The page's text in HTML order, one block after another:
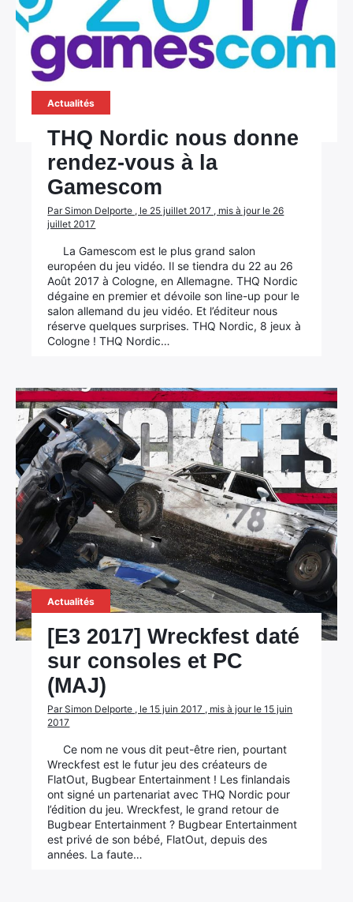
Actualités
THQ Nordic nous donne
rendez-vous à la
Gamescom
Par Simon Delporte , le 25 juillet 2017 , mis à jour le 26
juillet 2017
La Gamescom est le plus grand salon
européen du jeu vidéo. Il se tiendra du 22 au 26
Août 2017 à Cologne, en Allemagne. THQ Nordic
dégaine en premier et dévoile son line-up pour le
salon allemand du jeu vidéo. Et l’éditeur nous
réserve quelques surprises. THQ Nordic, 8 jeux à
Cologne ! THQ Nordic…
Actualités
[E3 2017] Wreckfest daté
sur consoles et PC
(MAJ)
Par Simon Delporte , le 15 juin 2017 , mis à jour le 15 juin
2017
Ce nom ne vous dit peut-être rien, pourtant
Wreckfest est le futur jeu des créateurs de
FlatOut, Bugbear Entertainment ! Les finlandais
ont signé un partenariat avec THQ Nordic pour
l’édition du jeu. Wreckfest, le grand retour de
Bugbear Entertainment ? Bugbear Entertainment
est privé de son bébé, FlatOut, depuis des
années. La faute…